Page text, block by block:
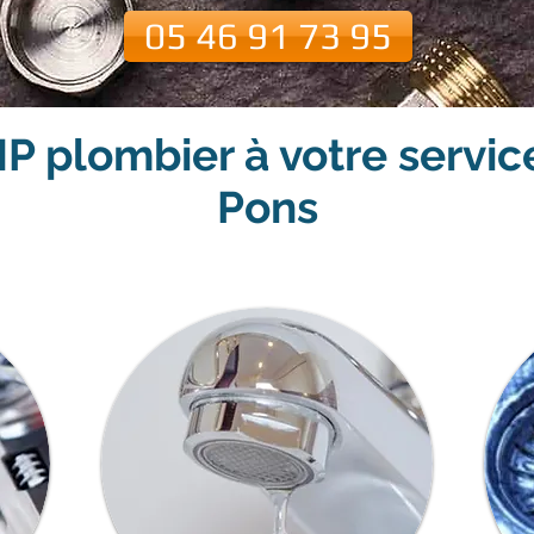
05 46 91 73 95
plombier à votre
Pons